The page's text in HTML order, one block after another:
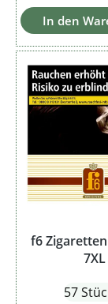
In den
f6
7XL
57